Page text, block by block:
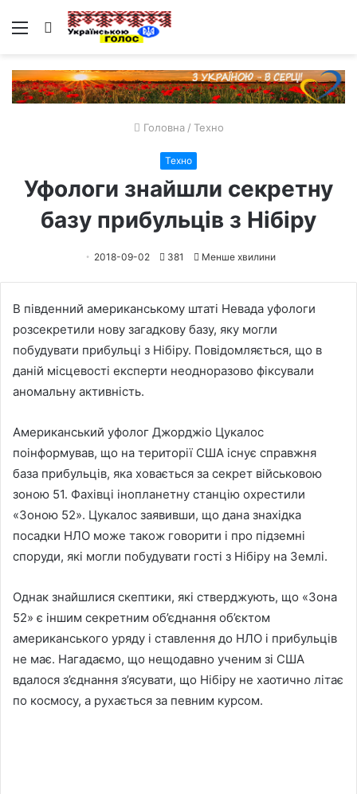
Меню Пошук
Головна / Техно
Техно
Уфологи знайшли секретну
базу прибульців з Нібіру
2018-09-02 381 Менше хвилини
В південний американському штаті Невада уфологи
розсекретили нову загадкову базу, яку могли
побудувати прибульці з Нібіру. Повідомляється, що в
даній місцевості експерти неодноразово фіксували
аномальну активність.
Американський уфолог Джорджіо Цукалос
поінформував, що на території США існує справжня
база прибульців, яка ховається за секрет військовою
зоною 51. Фахівці інопланетну станцію охрестили
«Зоною 52». Цукалос заявивши, що дана знахідка
посадки НЛО може також говорити і про підземні
споруди, які могли побудувати гості з Нібіру на Землі.
Однак знайшлися скептики, які стверджують, що «Зона
52» є іншим секретним об’єднання об’єктом
американського уряду і ставлення до НЛО і прибульців
не має. Нагадаємо, що нещодавно ученим зі США
вдалося з’єднання з’ясувати, що Нібіру не хаотично літає
по космосу, а рухається за певним курсом.